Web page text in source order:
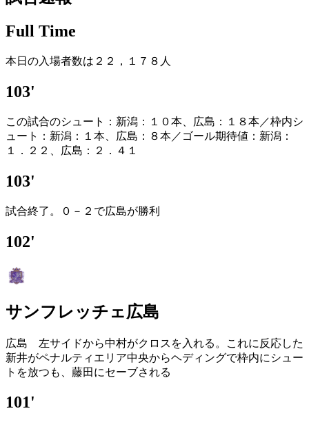
Full Time
本日の入場者数は２２，１７８人
103'
この試合のシュート：新潟：１０本、広島：１８本／枠内シ
ュート：新潟：１本、広島：８本／ゴール期待値：新潟：
１．２２、広島：２．４１
103'
試合終了。０－２で広島が勝利
102'
サンフレッチェ広島
広島 左サイドから中村がクロスを入れる。これに反応した
新井がペナルティエリア中央からヘディングで枠内にシュー
トを放つも、藤田にセーブされる
101'